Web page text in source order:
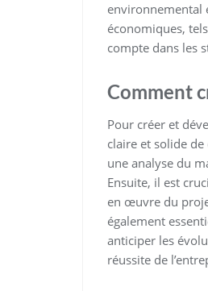
environnemental
économiques,
compte dans les
Comment
Pour créer et
claire et solide de
une analyse du
Ensuite, il est
en œuvre du
également
anticiper les
réussite de